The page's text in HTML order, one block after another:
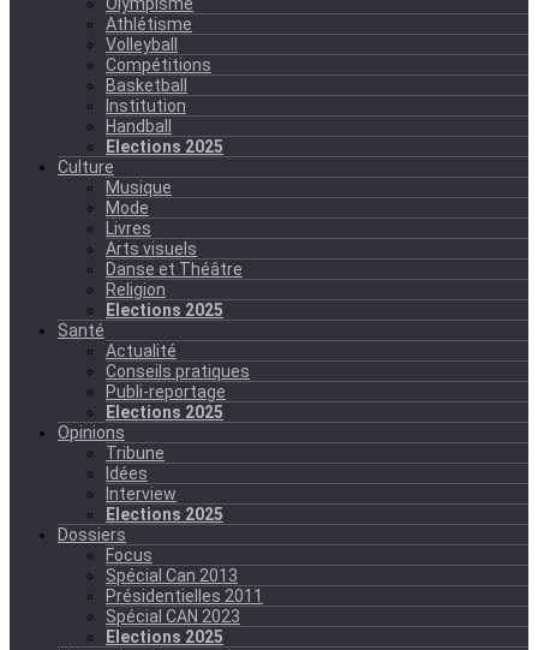
Athlétisme
Volleyball
Compétitions
Basketball
Institution
Handball
Elections 2025
Culture
Musique
Mode
Livres
Arts visuels
Danse et Théâtre
Religion
Elections 2025
Santé
Actualité
Conseils pratiques
Publi-reportage
Elections 2025
Opinions
Tribune
Idées
Interview
Elections 2025
Dossiers
Focus
Spécial Can 2013
Présidentielles 2011
Spécial CAN 2023
Elections 2025